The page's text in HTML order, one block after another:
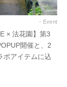
- Event
× 法花園】第3
開催と、2
ボアイテムに込